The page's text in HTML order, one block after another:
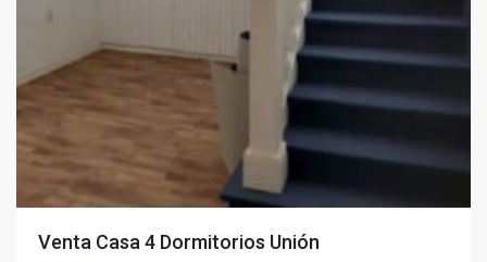
Venta Casa 4 Dormitorios Unión